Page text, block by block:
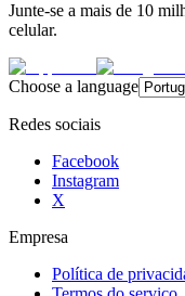
Junte-se a mais de 10
celular.
Choose a language
Redes sociais
Facebook
Instagram
X
Empresa
Política de